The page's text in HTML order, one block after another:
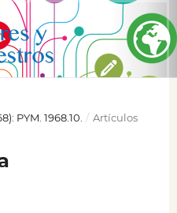
PYM. 1968.10. / Artículos